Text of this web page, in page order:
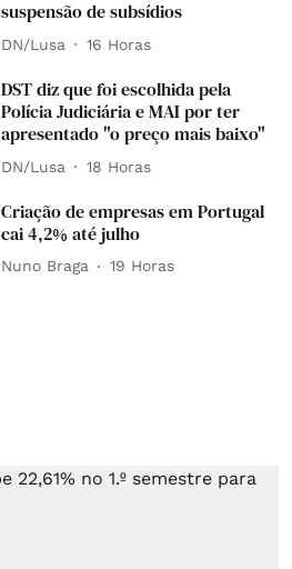
suspensão de subsídios
DN/Lusa 16 Horas
DST diz que foi escolhida pela
Polícia Judiciária e MAI por ter
apresentado "o preço mais baixo"
DN/Lusa 18 Horas
Criação de empresas em Portugal
cai 4,2% até julho
Nuno Braga 19 Horas